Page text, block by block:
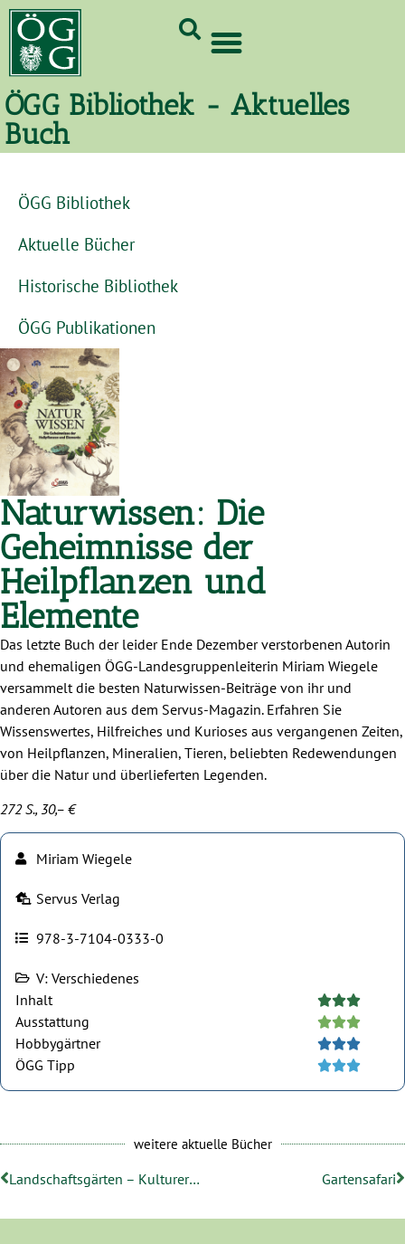
ÖGG Bibliothek - Aktuelles
Buch
ÖGG Bibliothek
Aktuelle Bücher
Historische Bibliothek
ÖGG Publikationen
Naturwissen: Die
Geheimnisse der
Heilpflanzen und
Elemente
Das letzte Buch der leider Ende Dezember verstorbenen Autorin
und ehemaligen ÖGG-Landesgruppenleiterin Miriam Wiegele
versammelt die besten Naturwissen-Beiträge von ihr und
anderen Autoren aus dem Servus-Magazin. Erfahren Sie
Wissenswertes, Hilfreiches und Kurioses aus vergangenen Zeiten,
von Heilpflanzen, Mineralien, Tieren, beliebten Redewendungen
über die Natur und überlieferten Legenden.
272 S., 30,– €
Miriam Wiegele
Servus Verlag
978-3-7104-0333-0
V: Verschiedenes
Inhalt

Ausstattung 
Hobbygärtner 
ÖGG Tipp 
weitere aktuelle Bücher
Landschaftsgärten – Kulturerbe in Transformation Gartensafari